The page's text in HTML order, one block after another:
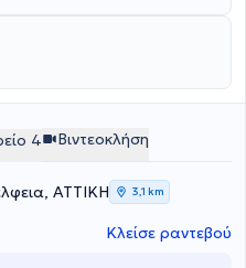
4 Βιντεοκλήση
ΑΤΤΙΚΗ 3,1 km
Κλείσε ραντεβού